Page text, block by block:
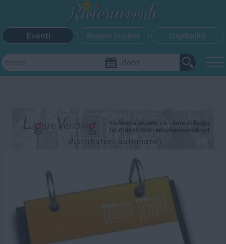
Eventi Buona cucina Ospitalità
FILTRI EVENTI
CATEGORIE EVENTI
Bimbi Cinema Corsi
SpettacoloSport